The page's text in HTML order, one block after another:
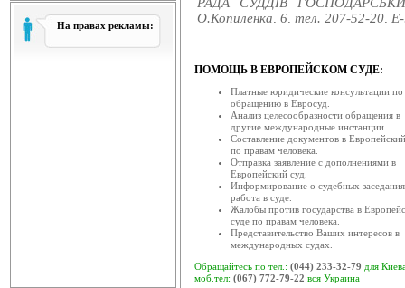
На правах рекламы:
О.Копиленка, 6, тел. 207-52-20,
ква...
Рада суддів України, як вищий
залишатися осторонь су...
Відбулась V конференція
19 березня 2014 року в
відбулась V конференція су...
Відбулася XV конференція
19 березня 2014 року у
(вул. Московська, 8, ко...
Відбулася ІV конференція
18 березня 2014 року відбулася
скликана радою с...
ПОМОЩЬ В ЕВРОПЕЙСКОМ СУДЕ:
Платные юридические консультации по
обращению в Евросуд.
Анализ целесообразности обращения в
другие международные инстанции.
Составление документов в
по правам человека.
Отправка заявление с дополнениями в
Европейский суд.
Информирование о судебных
работа в суде.
Жалобы против государства в
суде по правам человека.
Представительство Ваших интересов в
международных судах.
Обращайтесь по тел.: (044) 233-32-79 для
моб.тел: (067) 772-79-22 вся Украина